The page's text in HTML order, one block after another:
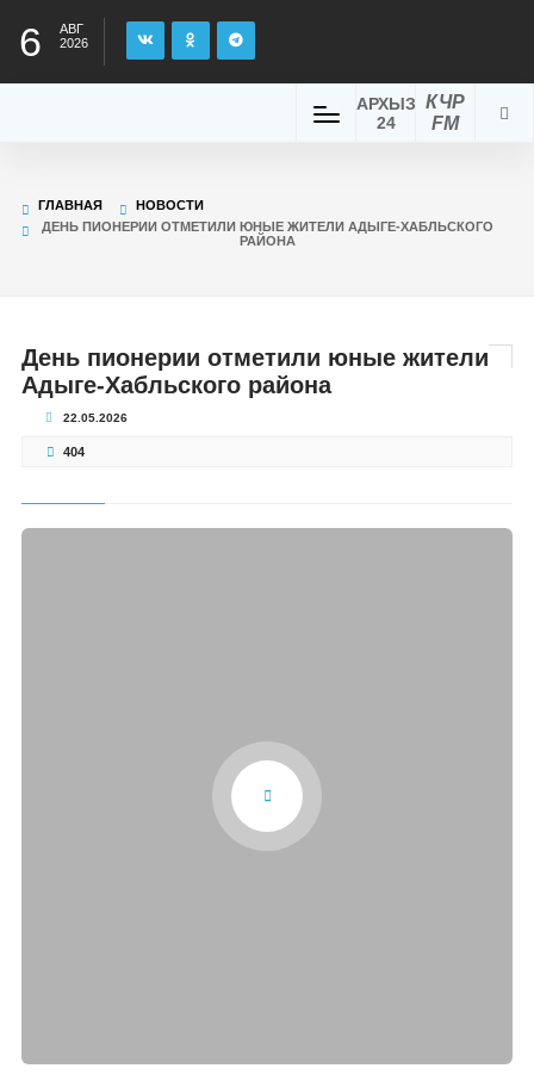
6
АВГ
2026
КЧР
FM
АРХЫЗ
24
ГЛАВНАЯ
НОВОСТИ
ДЕНЬ ПИОНЕРИИ ОТМЕТИЛИ ЮНЫЕ ЖИТЕЛИ АДЫГЕ-ХАБЛЬСКОГО
РАЙОНА
День пионерии отметили юные жители
Адыге-Хабльского района
22.05.2026
404